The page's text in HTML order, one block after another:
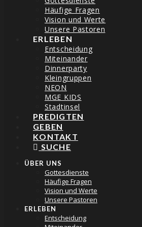
Häufige Fragen
Vision und Werte
Unsere Pastoren
ERLEBEN
Entscheidung
Miteinander
Dinnerparty
Kleingruppen
NEON
MGE KIDS
Stadtinsel
PREDIGTEN
GEBEN
KONTAKT
SUCHE
ÜBER UNS
Gottesdienste
Häufige Fragen
Vision und Werte
Unsere Pastoren
ERLEBEN
Entscheidung
THE BLOG
VOLLER VERTRAUEN
dirkgorisch 03/11/2020
BRIAN WEAVER - 01/11/2020